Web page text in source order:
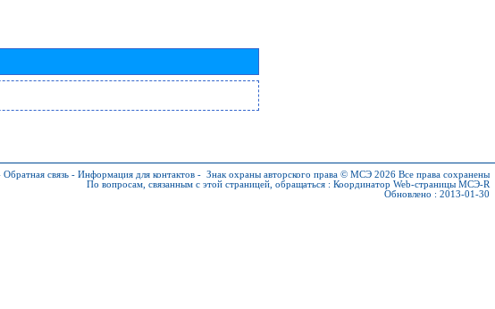
Обратная связь - Информация для контактов - Знак охраны авторского права © МСЭ 2026 Все права сохранены
По вопросам, связанным с этой страницей, обращаться : Координатор Web-страницы МСЭ-R
Обновлено : 2013-01-30